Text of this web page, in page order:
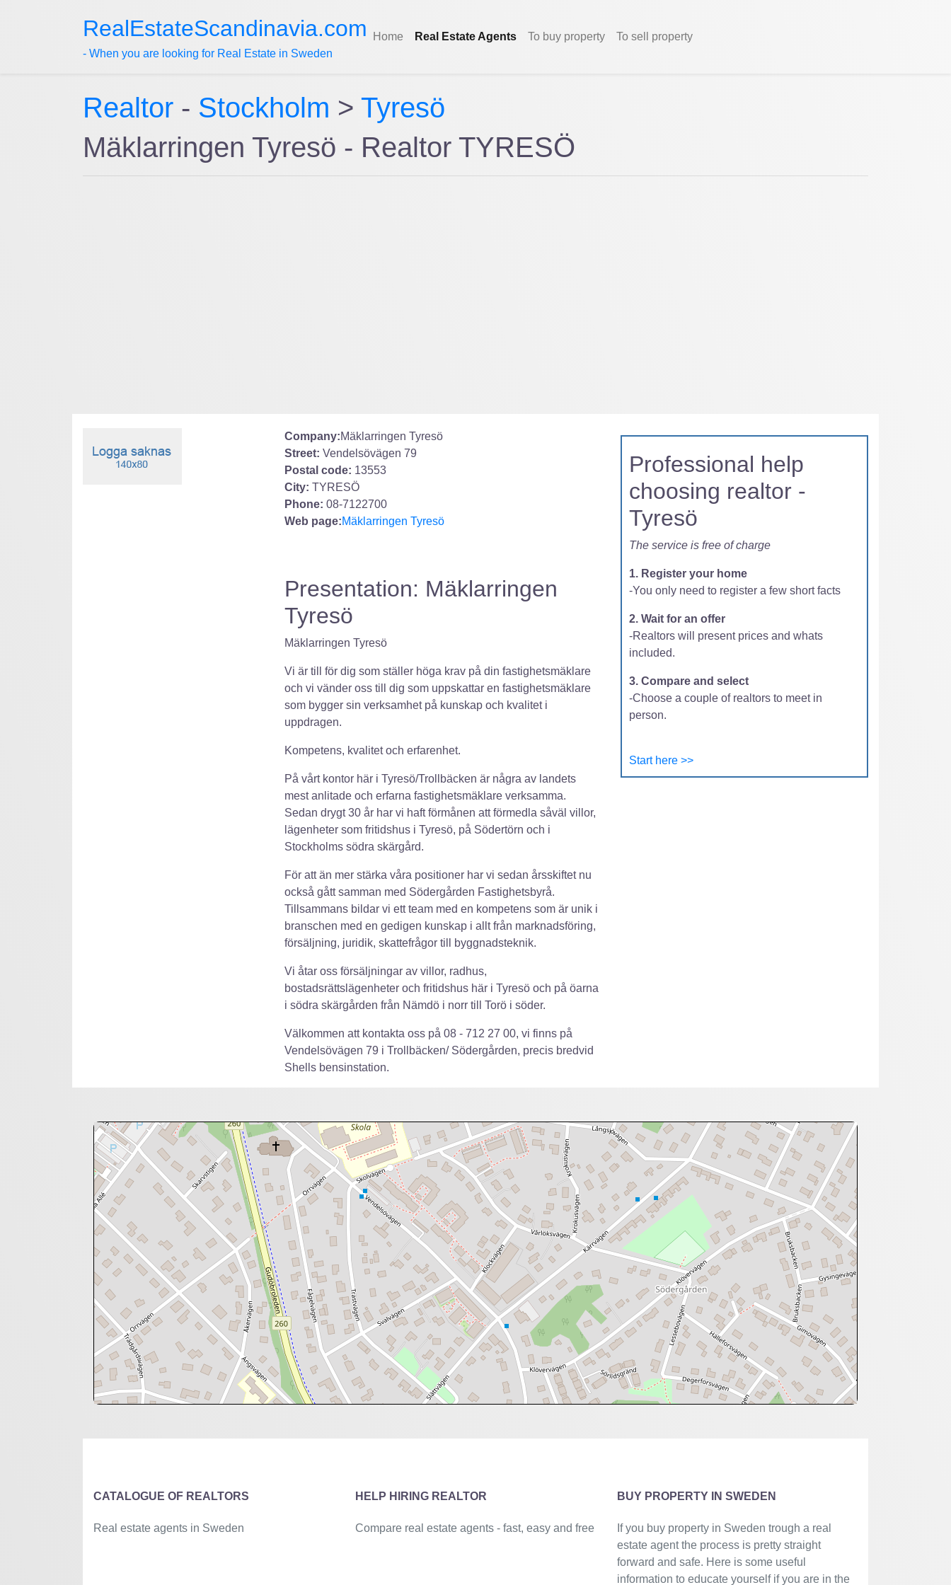
RealEstateScandinavia.com
- When you are looking for Real Estate in Sweden
Home Real Estate Agents To buy property To sell property
Realtor - Stockholm > Tyresö
Mäklarringen Tyresö - Realtor TYRESÖ
Company:Mäklarringen Tyresö
Street: Vendelsövägen 79
Postal code: 13553
City: TYRESÖ
Phone: 08-7122700
Web page:Mäklarringen Tyresö
Presentation: Mäklarringen
Tyresö
Mäklarringen Tyresö
Vi är till för dig som ställer höga krav på din fastighetsmäklare
och vi vänder oss till dig som uppskattar en fastighetsmäklare
som bygger sin verksamhet på kunskap och kvalitet i
uppdragen.
Kompetens, kvalitet och erfarenhet.
På vårt kontor här i Tyresö/Trollbäcken är några av landets
mest anlitade och erfarna fastighetsmäklare verksamma.
Sedan drygt 30 år har vi haft förmånen att förmedla såväl villor,
lägenheter som fritidshus i Tyresö, på Södertörn och i
Stockholms södra skärgård.
För att än mer stärka våra positioner har vi sedan årsskiftet nu
också gått samman med Södergården Fastighetsbyrå.
Tillsammans bildar vi ett team med en kompetens som är unik i
branschen med en gedigen kunskap i allt från marknadsföring,
försäljning, juridik, skattefrågor till byggnadsteknik.
Vi åtar oss försäljningar av villor, radhus,
bostadsrättslägenheter och fritidshus här i Tyresö och på öarna
i södra skärgården från Nämdö i norr till Torö i söder.
Välkommen att kontakta oss på 08 - 712 27 00, vi finns på
Vendelsövägen 79 i Trollbäcken/ Södergården, precis bredvid
Shells bensinstation.
Professional help
choosing realtor -
Tyresö
The service is free of charge
1. Register your home
-You only need to register a few short facts
2. Wait for an offer
-Realtors will present prices and whats
included.
3. Compare and select
-Choose a couple of realtors to meet in
person.
Start here >>
CATALOGUE OF REALTORS
Real estate agents in Sweden
HELP HIRING REALTOR
Compare real estate agents - fast, easy and free
BUY PROPERTY IN SWEDEN
If you buy property in Sweden trough a real
estate agent the process is pretty straight
forward and safe. Here is some useful
information to educate yourself if you are in the